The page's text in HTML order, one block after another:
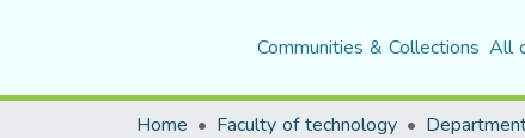
Communities & Collections All
Home Faculty of technology